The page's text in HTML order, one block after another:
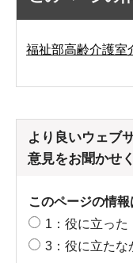
福祉部高齢介護室
より良いウェブ
意見をお聞かせ
このページの情
1：役に立った
3：役に立たな